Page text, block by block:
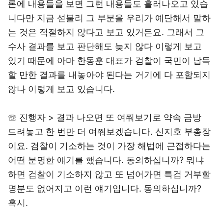
론에 내용들을 보면 그런 내용들도 흘러나오고 있습
니다만 지금 섣불리 그 부분을 우리가 예단해서 말하
는 것은 적절하지 않다고 보고 있거든요. 그래서 그
수사 결과를 보고 판단해도 늦지 않다 이렇게 보고
있기 때문에 아마 한동훈 대표가 검찰이 국민이 납득
할 만한 결과를 내놓아야 된다는 거기에 다 포함되지
않나 이렇게 보고 있습니다.
☏ 진행자 > 결과 나오면 또 여쭤보기로 약속 금방
드려놓고 한 번만 더 여쭤보겠습니다. 신지호 부총장
이요. 검찰이 기소하는 것이 가장 해법에 근접하다는
어떤 분명한 얘기를 했습니다. 동의하십니까? 뭐냐
하면 검찰이 기소하지 않고 또 넘어가면 특검 거부할
명분도 없어지고 이런 얘기입니다. 동의하십니까?
혹시.